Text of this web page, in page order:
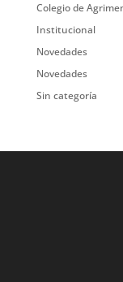
Colegio de
Institucional
Novedades
Novedades
Sin categoría